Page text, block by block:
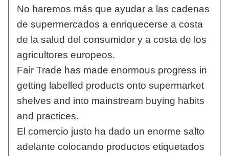
No haremos más que ayudar a las cadenas
de supermercados a enriquecerse a costa
de la salud del consumidor y a costa de los
agricultores europeos.
Fair Trade has made enormous progress in
getting labelled products onto supermarket
shelves and into mainstream buying habits
and practices.
El comercio justo ha dado un enorme salto
adelante colocando productos etiquetados